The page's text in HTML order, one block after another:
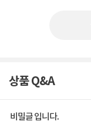
상품 Q&A
비밀글 입니다.